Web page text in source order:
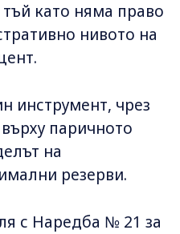
като няма право
нивото на
инструмент, чрез
паричното
на
резерви.
с Наредба № 21 за